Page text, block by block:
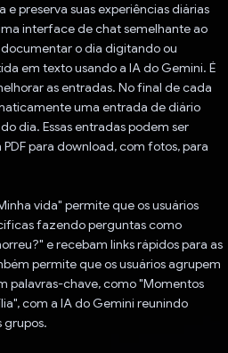
preserva suas experiências diárias
interface de chat semelhante ao
o dia digitando ou
em texto usando a IA do Gemini. É
as entradas. No final de cada
uma entrada de diário
dia. Essas entradas podem ser
para download, com fotos, para
vida" permite que os usuários
fazendo perguntas como
e recebam links rápidos para as
permite que os usuários agrupem
palavras-chave, como "Momentos
com a IA do Gemini reunindo
grupos.